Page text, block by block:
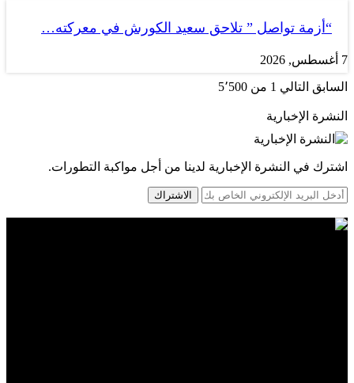
“أزمة تواصل ” تلاحق سعيد الكورش في معركته…
7 أغسطس, 2026
السابق التالي 1 من 5٬500
النشرة الإخبارية
اشترك في النشرة الإخبارية لدينا من أجل مواكبة التطورات.
الاشتراك